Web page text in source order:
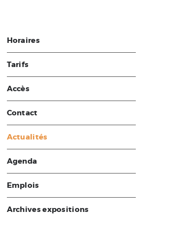
Horaires
Tarifs
Accès
Contact
Actualités
Agenda
Emplois
Archives expositions